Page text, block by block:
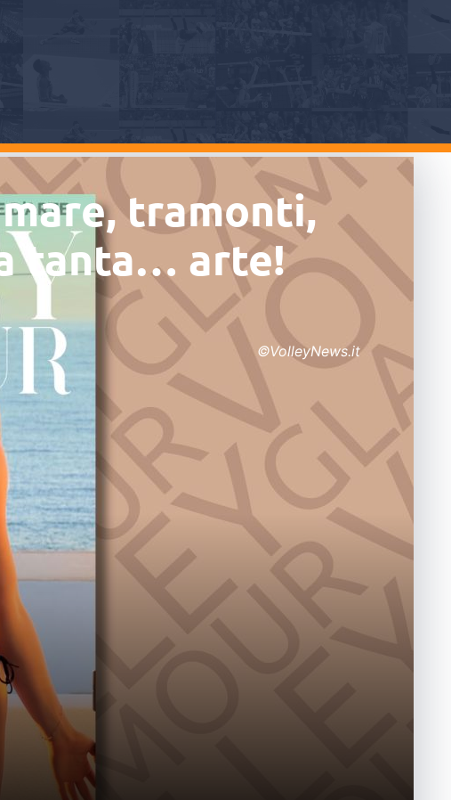
tramonti,
tanta… arte!
©VolleyNews.it